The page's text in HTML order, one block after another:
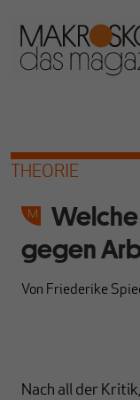
THEORIE
gegen
Von Friederike
Nach all der